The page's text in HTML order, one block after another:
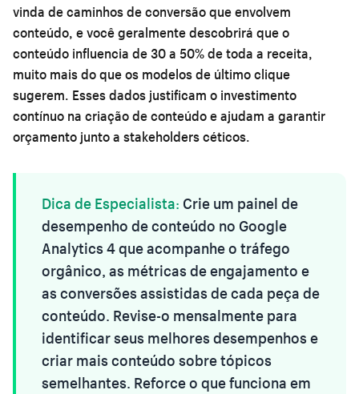
vinda de caminhos de conversão que envolvem
conteúdo, e você geralmente descobrirá que o
conteúdo influencia de 30 a 50% de toda a receita,
muito mais do que os modelos de último clique
sugerem. Esses dados justificam o investimento
contínuo na criação de conteúdo e ajudam a garantir
orçamento junto a stakeholders céticos.
Dica de Especialista: Crie um painel de
desempenho de conteúdo no Google
Analytics 4 que acompanhe o tráfego
orgânico, as métricas de engajamento e
as conversões assistidas de cada peça de
conteúdo. Revise-o mensalmente para
identificar seus melhores desempenhos e
criar mais conteúdo sobre tópicos
semelhantes. Reforce o que funciona em